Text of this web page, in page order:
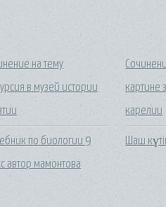
на тему
в музей истории
по биологии 9
автор мамонтова
картине
карелии
Шаш